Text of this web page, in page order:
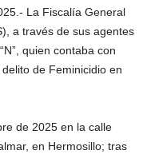
La Fiscalía General
a través de sus agentes
quien contaba con
de Feminicidio en
de 2025 en la calle
en Hermosillo; tras